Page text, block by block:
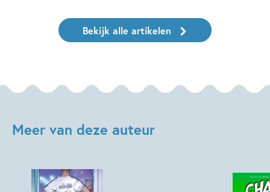
Bekijk alle artikelen
Meer van deze auteur